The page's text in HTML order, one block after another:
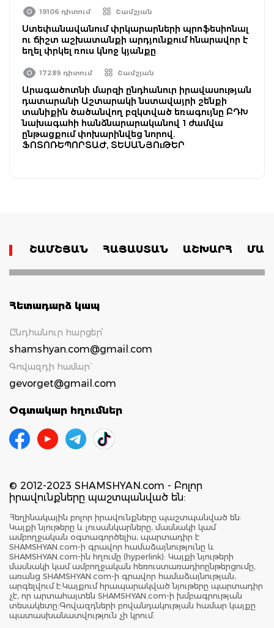
19106 դիտում Շամշյան
Ստեփանավանում փրկարարների պրոֆեսիոնալ
ու ճիշտ աշխատանքի արդյունքում հնարավոր է
եղել փրկել ռուս կնոջ կյանքը
17289 դիտում Շամշյան
Արագածոտնի մարզի ընդհանուր իրավասության
դատարանի Աշտարակի նստավայրի շենքի
տանիքին ծածանվող բզկտված եռագույնը ԲԴԽ
նախագահի հանձնարարականով 1 ժամվա
ընթացքում փոխարինվեց նորով.
ՖՈՏՈՌԵՊՈՐՏԱԺ, ՏԵՍԱՆՅՈւԹԵՐ
ՇԱՄՇՅԱՆ ՀԱՅԱՍՏԱՆ ԱՇԽԱՐՀ
Հետադարձ կապ
Ընդհանուր հարցեր՝
shamshyan.com@gmail.com
Գովազդի համար`
gevorget@gmail.com
Օգտակար հղումներ
© 2012-2023 SHAMSHYAN.com - Բոլոր
իրավունքները պաշտպանված են:
Հեղինակային բոլոր իրավունքները պաշտպանված են:
Կայքի նյութերը և լուսանկարները, մասնակի կամ
ամբողջական օգտագործելիս, պարտադիր է
SHAMSHYAN.com-ի գրավոր համաձայնությունը և
SHAMSHYAN.com-ին հղումը (hyperlink): Կայքի նյութերի
մասնակի կամ ամբողջական հեռուստառադիոընթերցումը,
առանց SHAMSHYAN.com-ի գրավոր համաձայնության,
արգելվում է:Կայքում հրապարակված նյութերը պարտադիր
չէ, որ արտահայտեն SHAMSHYAN.com-ի խմբագրության
տեսակետը:Գովազդների բովանդակության համար կայքը
պատասխանատվություն չի կրում: